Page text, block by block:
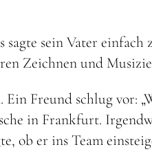
sein Vater einfach
Zeichnen und
Freund schlug vor:
in Frankfurt.
ob er ins Team